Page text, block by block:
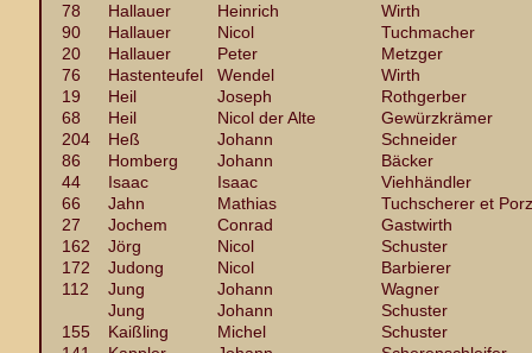
78
Hallauer Heinrich
Wirth
90
Hallauer Nicol
Tuchmacher
20
Hallauer Peter
Metzger
76
Hastenteufel Wendel
Wirth
19
Heil Joseph
Rothgerber
68
Heil Nicol der Alte
Gewürzkrämer
204
Heß Johann
Schneider
86
Homberg Johann
Bäcker
44
Isaac Isaac
Viehhändler
66
Jahn Mathias
Tuchscherer et
27
Jochem Conrad
Gastwirth
162
Jörg Nicol
Schuster
172
Judong Nicol
Barbierer
112
Jung Johann
Wagner
Jung
Johann
Schuster
155
Kaißling Michel
Schuster